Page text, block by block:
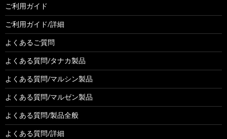
ご利用ガイド
ご利用ガイド/詳細
よくあるご質問
よくある質問/タナカ製品
よくある質問/マルシン製品
よくある質問/マルゼン製品
よくある質問/製品全般
よくある質問/詳細